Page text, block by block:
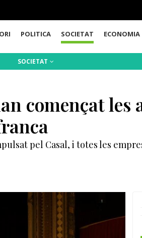
POLITICA SOCIETAT ECONOMIA
SOCIETAT
començat les
pel Casal, i totes les